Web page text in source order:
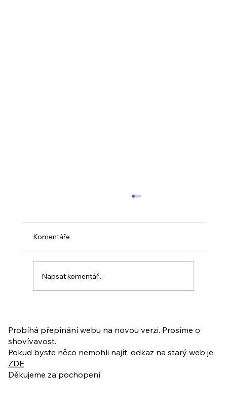
ukázkové lekce
Komentáře
Napsat komentář...
Probíhá přepínání webu na novou verzi. Prosíme o
shovívavost.
Pokud byste něco nemohli najít, odkaz na starý web je
ZDE
Děkujeme za pochopení.